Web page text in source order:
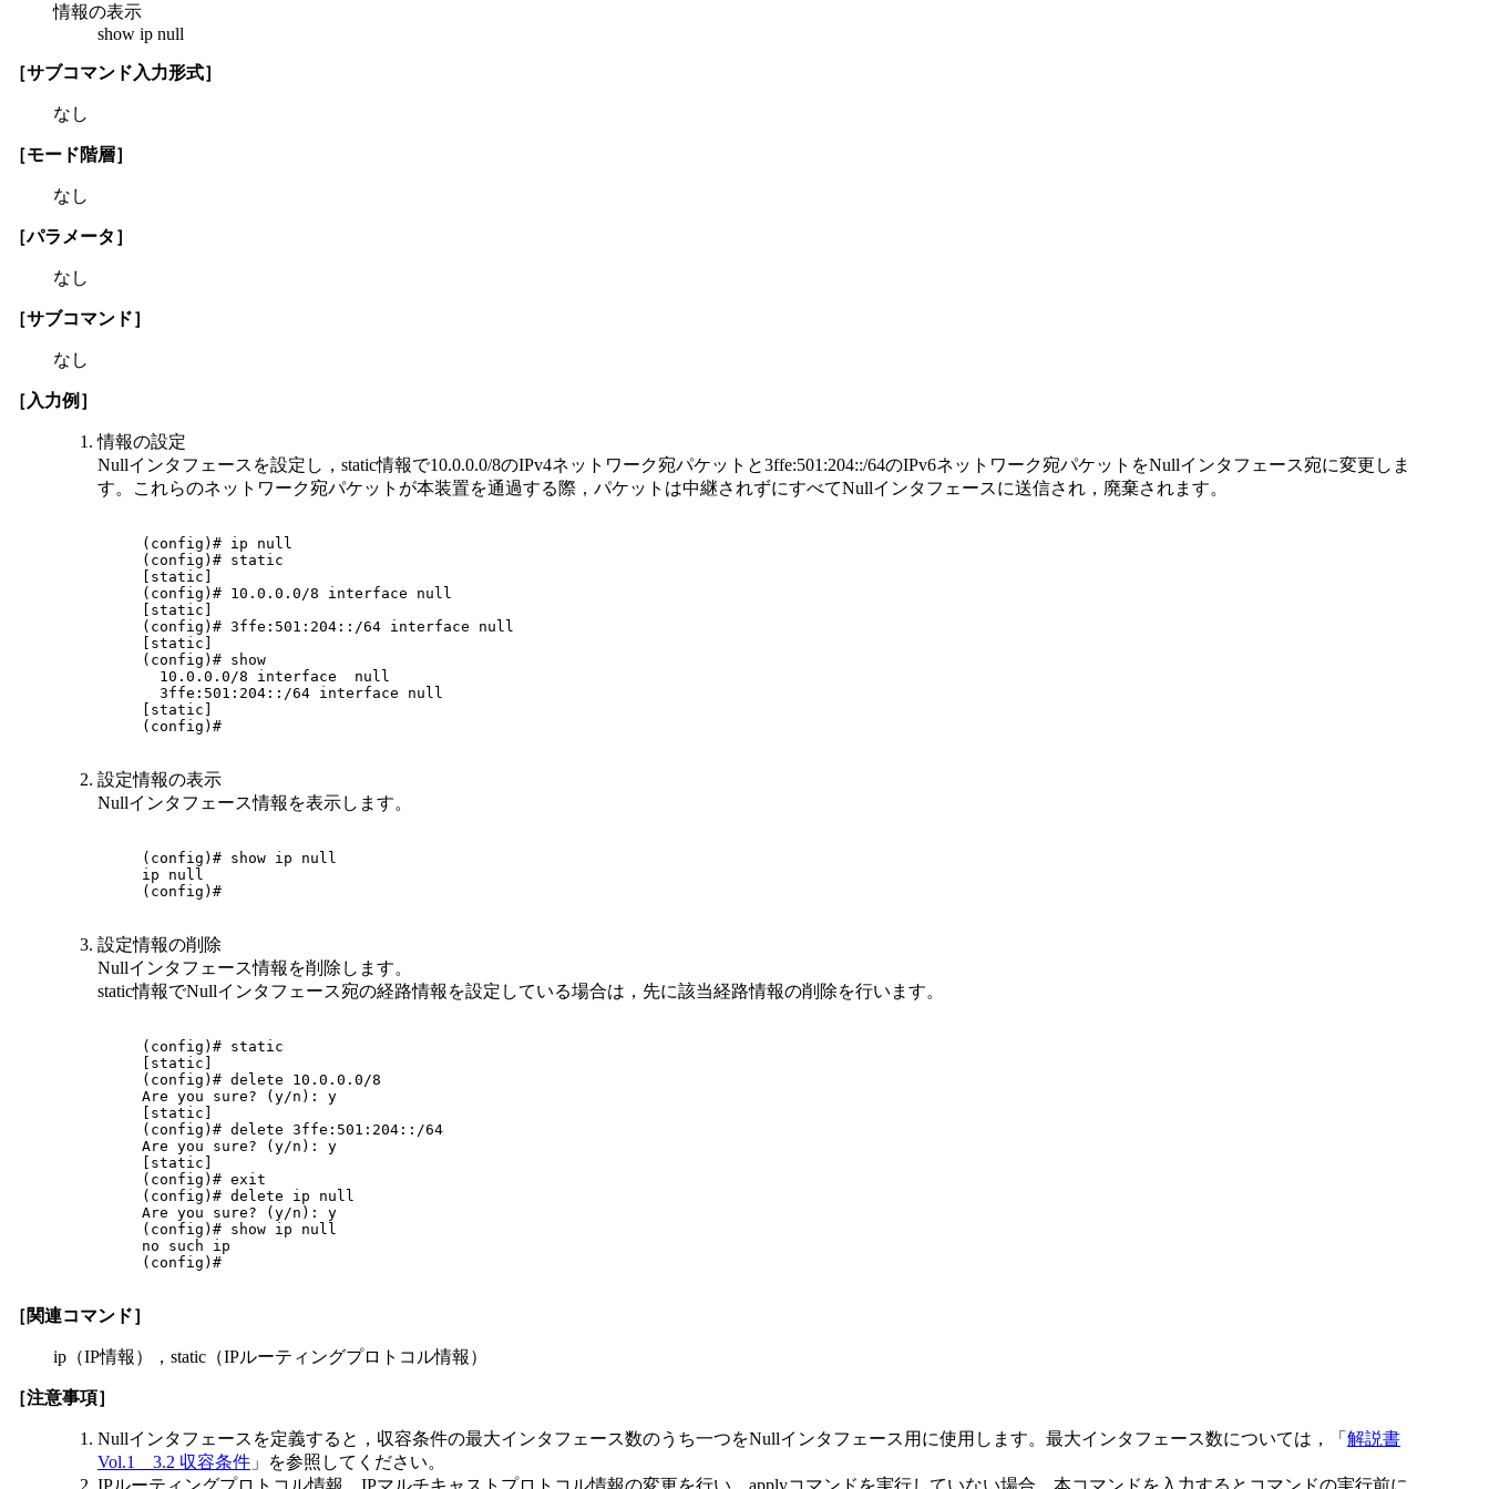
情報の表示
show ip null
［サブコマンド入力形式］
なし
［モード階層］
なし
［パラメータ］
なし
［サブコマンド］
なし
［入力例］
情報の設定
Nullインタフェースを設定し，static情報で10.0.0.0/8のIPv4ネットワーク宛パケットと3ffe:501:204::/64のIPv6ネットワーク宛パケットをNullインタフェース宛に変更しま
す。これらのネットワーク宛パケットが本装置を通過する際，パケットは中継されずにすべてNullインタフェースに送信され，廃棄されます。
(config)# ip null
(config)# static
[static]
(config)# 10.0.0.0/8 interface null
[static]
(config)# 3ffe:501:204::/64 interface null
[static]
(config)# show
  10.0.0.0/8 interface  null
  3ffe:501:204::/64 interface null
[static]
(config)#
設定情報の表示
Nullインタフェース情報を表示します。
(config)# show ip null
ip null
(config)#
設定情報の削除
Nullインタフェース情報を削除します。
static情報でNullインタフェース宛の経路情報を設定している場合は，先に該当経路情報の削除を行います。
(config)# static
[static]
(config)# delete 10.0.0.0/8
Are you sure? (y/n): y
[static]
(config)# delete 3ffe:501:204::/64
Are you sure? (y/n): y
[static]
(config)# exit
(config)# delete ip null
Are you sure? (y/n): y
(config)# show ip null
no such ip
(config)#
［関連コマンド］
ip（IP情報），static（IPルーティングプロトコル情報）
［注意事項］
Nullインタフェースを定義すると，収容条件の最大インタフェース数のうち一つをNullインタフェース用に使用します。最大インタフェース数については，「 解説書
Vol.1 3.2 収容条件 」を参照してください。
IPルーティングプロトコル情報，IPマルチキャストプロトコル情報の変更を行い，applyコマンドを実行していない場合，本コマンドを入力するとコマンドの実行前に